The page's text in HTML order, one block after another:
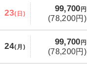
23(日)
99,700円
(78,200円)
24(月)
99,700円
(78,200円)